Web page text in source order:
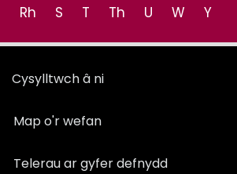
Rh
S T Th U W Y
Cysylltwch â ni
Map o'r wefan
Telerau ar gyfer defnydd